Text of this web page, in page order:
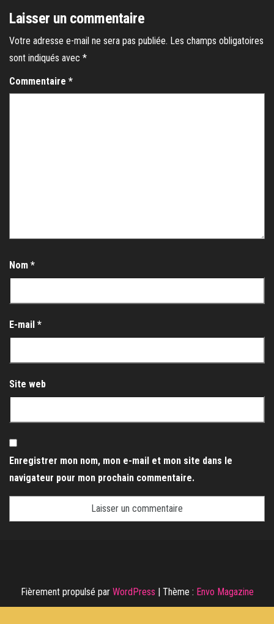
Laisser un commentaire
Votre adresse e-mail ne sera pas publiée. Les champs obligatoires
sont indiqués avec *
Commentaire *
Nom *
E-mail *
Site web
Enregistrer mon nom, mon e-mail et mon site dans le
navigateur pour mon prochain commentaire.
Fièrement propulsé par WordPress | Thème : Envo Magazine